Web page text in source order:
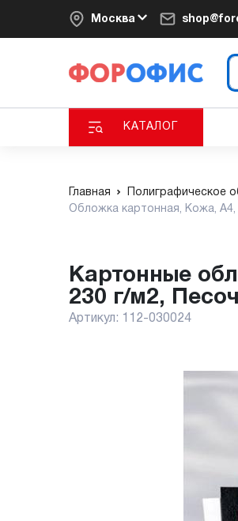
Москва
КАТАЛОГ
Главная Полиграфическое
Обложка картонная, Кожа,
Картонные обложки для переплета Обложка картонная, Кожа, A4,
230 г/м2,
Артикул: 112-030024